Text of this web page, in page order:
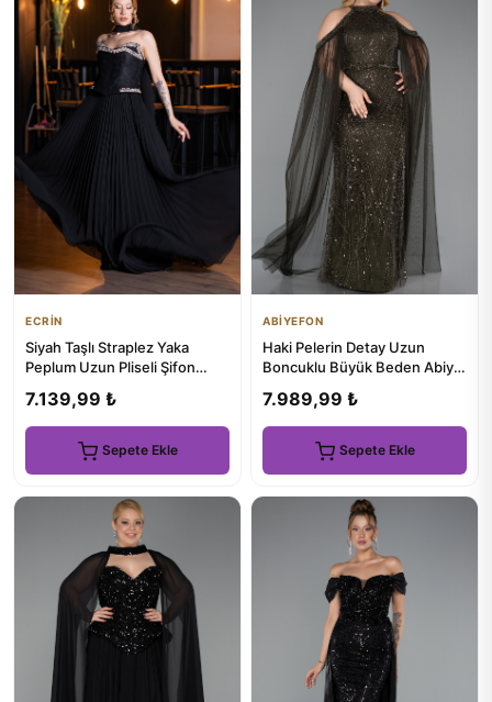
ECRİN
Siyah Taşlı Straplez Yaka
Peplum Uzun Pliseli Şifon
7.139,99 ₺
Sepete Ekle
ABİYEFON
Haki Pelerin Detay Uzun
Boncuklu Büyük Beden Abiye
7.989,99 ₺
Sepete Ekle